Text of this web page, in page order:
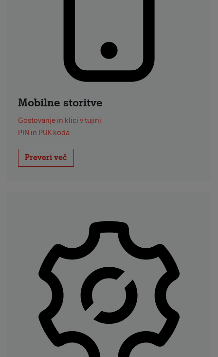
Mobilne storitve
Gostovanje in klici v tujini
PIN in PUK koda
Preveri več